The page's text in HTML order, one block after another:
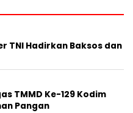
TNI Hadirkan Baksos dan
TMMD Ke-129 Kodim
Pangan